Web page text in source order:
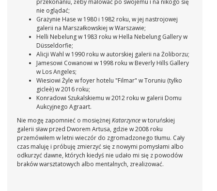
nie oglądać;
Grażynie Hase w 1980 i 1982 roku, w jej nastrojowej
galerii na Marszałkowskiej w Warszawie;
Helli Nebelung w 1983 roku w Hella Nebelung Gallery w
Düsseldorfie;
Alicji Wahl w 1990 roku w autorskiej galerii na Żoliborzu;
Jamesowi Cowanowi w 1998 roku w Beverly Hills Gallery
w Los Angeles;
Wiesiowi Żyle w foyer hotelu "Filmar" w Toruniu (tylko
gicleè) w 2016 roku;
Konradowi Szukalskiemu w 2012 roku w galerii Domu
Aukcyjnego Agraart.
Nie mogę zapomnieć o mosiężnej Katarzyncew toruńskiej
galerii sław przed Dworem Artusa, gdzie w 2008 roku
przemówiłem w letni wieczór do zgromadzonego tłumu. Cały
czas maluję i próbuję zmierzyć się z nowymi pomysłami albo
odkurzyć dawne, których kiedyś nie udało mi się z powodów
braków warsztatowych albo mentalnych, zrealizować.